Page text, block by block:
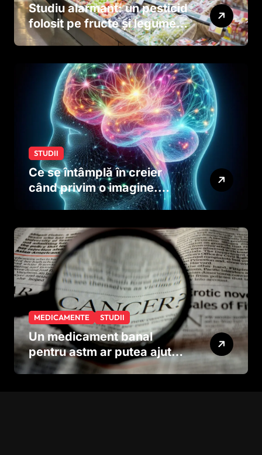
Studiu alarmant: un pesticid
folosit pe fructe și legume
ar putea afecta dezvoltarea
dinainte de naștere
STUDII
Ce se întâmplă în creier
când privim o imagine.
Studiul care explică rolul
MEDICAMENTE STUDII
Un medicament banal
pentru astm ar putea ajuta
în lupta împotriva